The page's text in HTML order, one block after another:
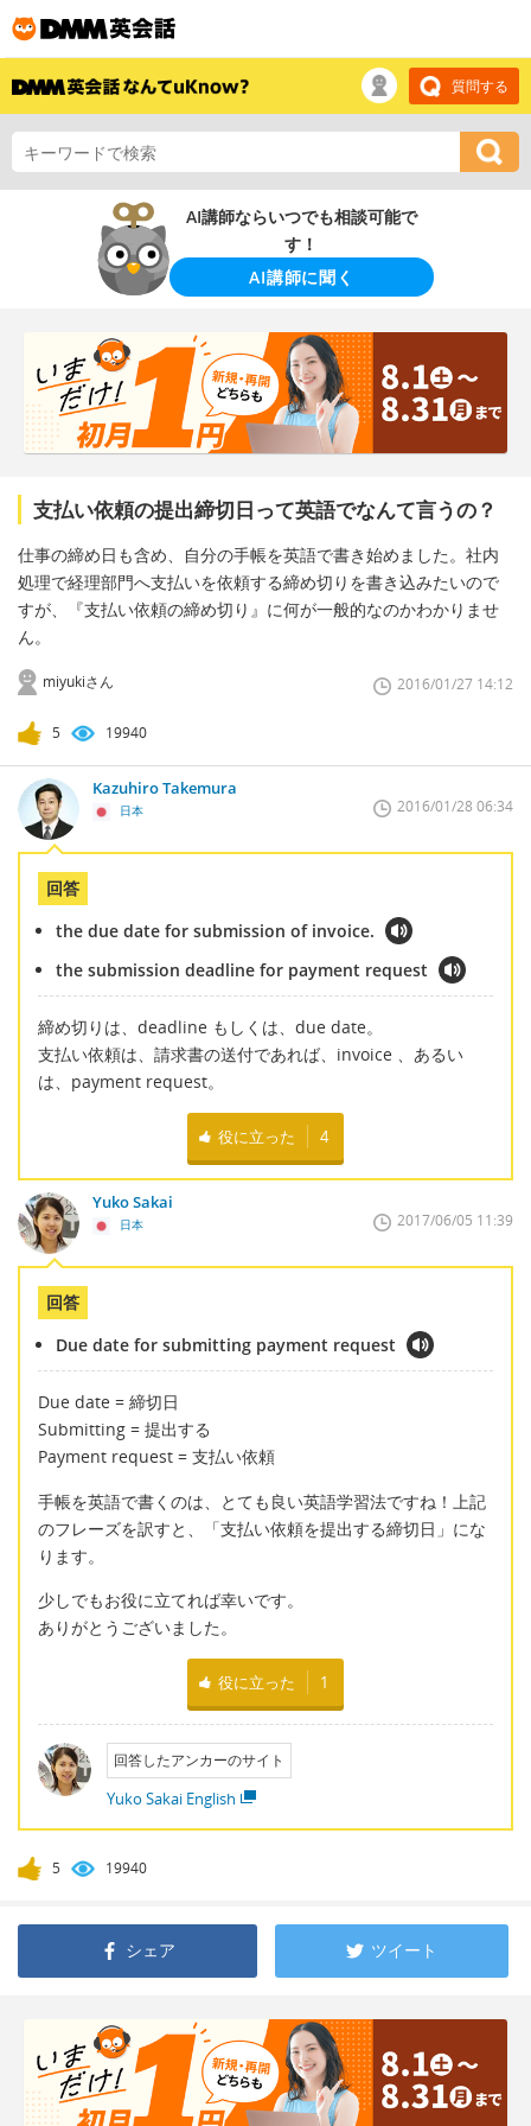
質問する
AI講師ならいつでも相談可能で
す！
AI講師に聞く
支払い依頼の提出締切日って英語でなんて言うの？
仕事の締め日も含め、自分の手帳を英語で書き始めました。社内
処理で経理部門へ支払いを依頼する締め切りを書き込みたいので
すが、『支払い依頼の締め切り』に何が一般的なのかわかりませ
ん。
miyukiさん 2016/01/27 14:12
5 19940
Kazuhiro Takemura
日本 2016/01/28 06:34
回答
the due date for submission of invoice.
the submission deadline for payment request
締め切りは、deadline もしくは、due date。
支払い依頼は、請求書の送付であれば、invoice 、あるい
は、payment request。
役に立った 4
Yuko Sakai
日本 2017/06/05 11:39
回答
Due date for submitting payment request
Due date = 締切日
Submitting = 提出する
Payment request = 支払い依頼
手帳を英語で書くのは、とても良い英語学習法ですね！上記
のフレーズを訳すと、「支払い依頼を提出する締切日」にな
ります。
少しでもお役に立てれば幸いです。
ありがとうございました。
役に立った 1
回答したアンカーのサイト
Yuko Sakai English
5 19940
シェア ツイート